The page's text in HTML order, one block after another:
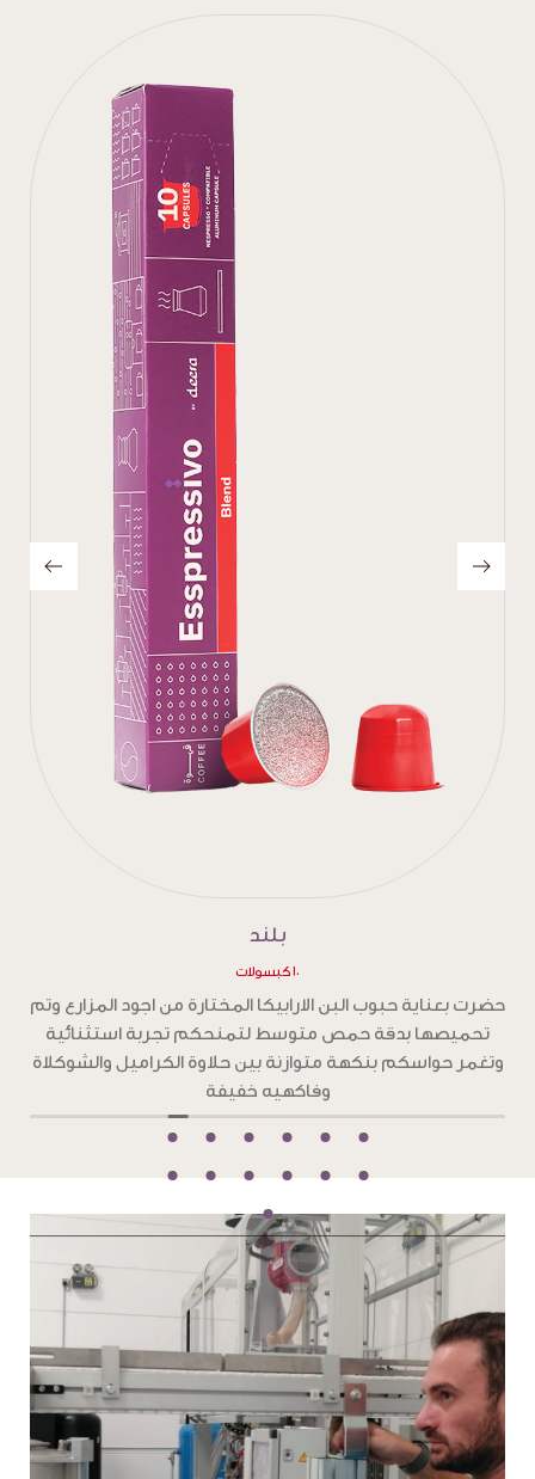
إنتينسو
١٠ كبسولات
حضرت بعناية حبوب البن الارابيكا المختارة من اجود المزارع وتم
تحميصها بدقة تحميص غامق ،لتمنحكم تجربة استثنائية
بطعم جرئ من الشوكولاته الداكنة والكراميل المحمص